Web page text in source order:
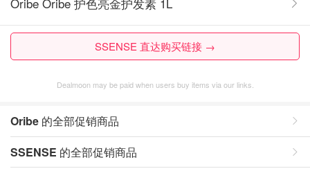
SSENSE 直达购买链接 →
Dealmoon may be paid when users buy items via our links.
Oribe 的全部促销商品
SSENSE 的全部促销商品